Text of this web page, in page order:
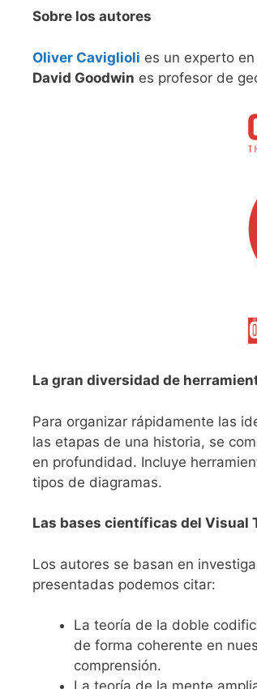
Sobre los autores
Oliver Caviglioli es un experto
David Goodwin es profesor de
La gran diversidad de
Para organizar rápidamente las
las etapas de una historia, se
en profundidad. Incluye
tipos de diagramas.
Las bases científicas del Visual
Los autores se basan en
presentadas podemos citar:
La teoría de la doble
de forma coherente en
comprensión.